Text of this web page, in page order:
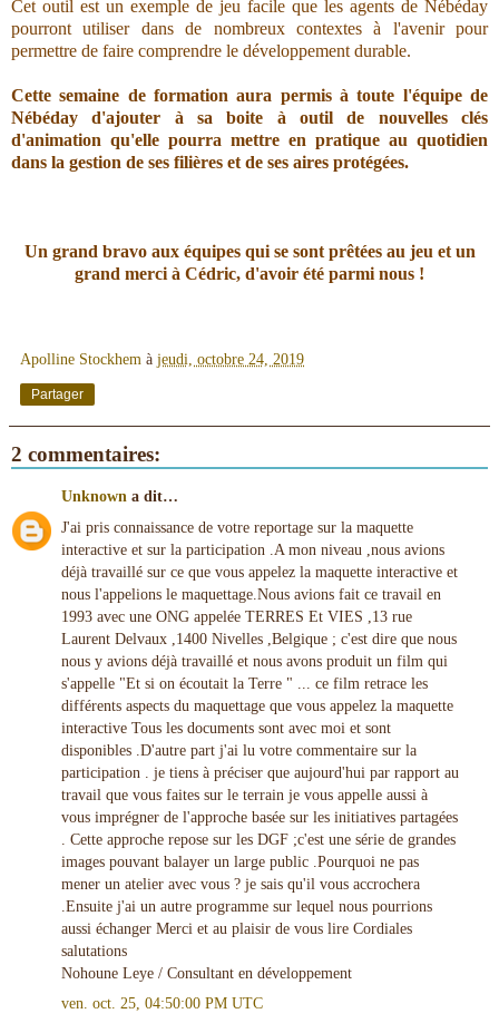
Cet outil est un exemple de jeu facile que les agents de Nébéday
pourront utiliser dans de nombreux contextes à l'avenir pour
permettre de faire comprendre le développement durable.
Cette semaine de formation aura permis à toute l'équipe de
Nébéday d'ajouter à sa boite à outil de nouvelles clés
d'animation qu'elle pourra mettre en pratique au quotidien
dans la gestion de ses filières et de ses aires protégées.
Un grand bravo aux équipes qui se sont prêtées au jeu et un
grand merci à Cédric, d'avoir été parmi nous !
Apolline Stockhem à jeudi, octobre 24, 2019
Partager
2 commentaires:
Unknown a dit…
J'ai pris connaissance de votre reportage sur la maquette
interactive et sur la participation .A mon niveau ,nous avions
déjà travaillé sur ce que vous appelez la maquette interactive et
nous l'appelions le maquettage.Nous avions fait ce travail en
1993 avec une ONG appelée TERRES Et VIES ,13 rue
Laurent Delvaux ,1400 Nivelles ,Belgique ; c'est dire que nous
nous y avions déjà travaillé et nous avons produit un film qui
s'appelle "Et si on écoutait la Terre " ... ce film retrace les
différents aspects du maquettage que vous appelez la maquette
interactive Tous les documents sont avec moi et sont
disponibles .D'autre part j'ai lu votre commentaire sur la
participation . je tiens à préciser que aujourd'hui par rapport au
travail que vous faites sur le terrain je vous appelle aussi à
vous imprégner de l'approche basée sur les initiatives partagées
. Cette approche repose sur les DGF ;c'est une série de grandes
images pouvant balayer un large public .Pourquoi ne pas
mener un atelier avec vous ? je sais qu'il vous accrochera
.Ensuite j'ai un autre programme sur lequel nous pourrions
aussi échanger Merci et au plaisir de vous lire Cordiales
salutations
Nohoune Leye / Consultant en développement
ven. oct. 25, 04:50:00 PM UTC